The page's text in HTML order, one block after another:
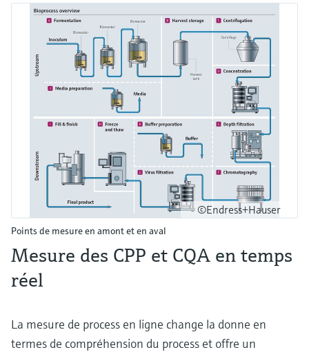
©Endress+Hauser
Points de mesure en amont et en aval
Mesure des CPP et CQA en temps
réel
La mesure de process en ligne change la donne en
termes de compréhension du process et offre un